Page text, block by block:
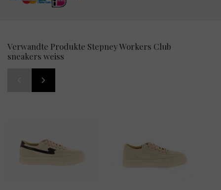
Verwandte Produkte Stepney Workers Club
sneakers weiss